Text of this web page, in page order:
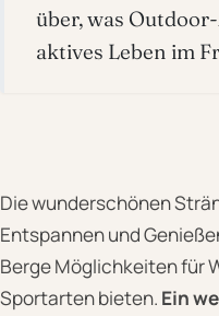
über, was
aktives Leben im
Die wunderschönen
Entspannen und
Berge Möglichkeiten für
Sportarten bieten. Ein